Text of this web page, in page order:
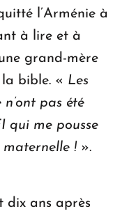
l’Arménie à
à lire et à
grand-mère
bible. « Les
pas été
qui me pousse
! ».
dix ans après